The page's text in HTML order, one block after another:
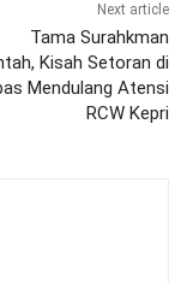
Next article
Tama Surahkman
Kisah Setoran di
Mendulang Atensi
RCW Kepri